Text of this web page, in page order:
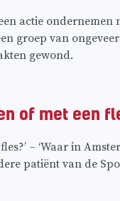
actie
groep van
gewond.
of met een
– ‘Waar in
patiënt van de